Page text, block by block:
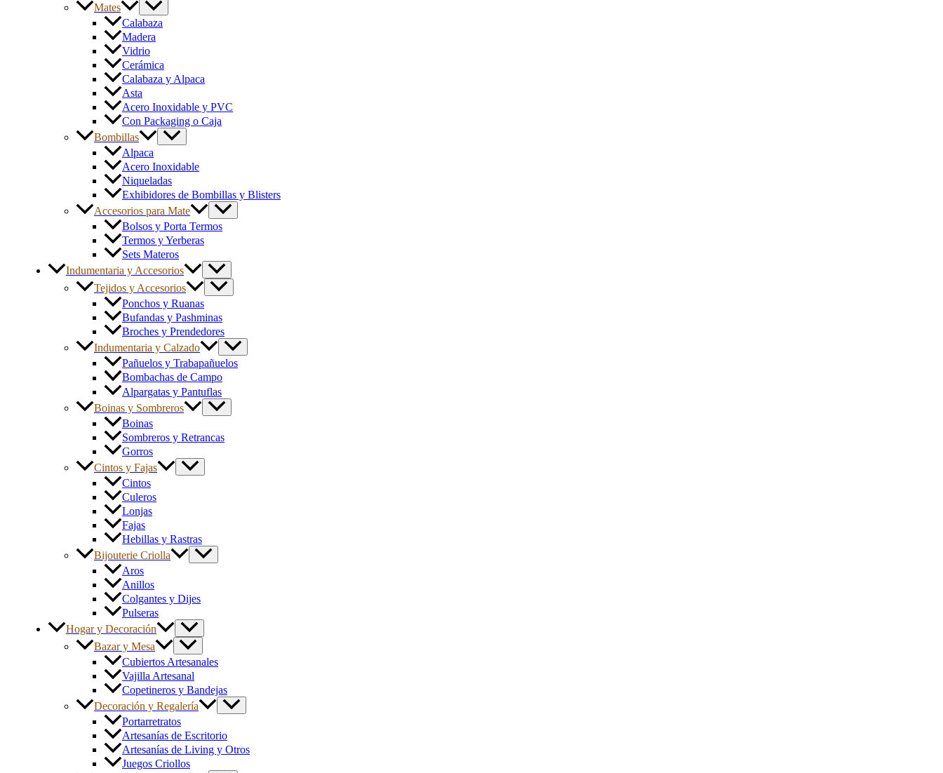
Mates
Calabaza
Madera
Vidrio
Cerámica
Calabaza y Alpaca
Asta
Acero Inoxidable y PVC
Con Packaging o Caja
Bombillas
Alpaca
Acero Inoxidable
Niqueladas
Exhibidores de Bombillas y Blisters
Accesorios para Mate
Bolsos y Porta Termos
Termos y Yerberas
Sets Materos
Indumentaria y Accesorios
Tejidos y Accesorios
Ponchos y Ruanas
Bufandas y Pashminas
Broches y Prendedores
Indumentaria y Calzado
Pañuelos y Trabapañuelos
Bombachas de Campo
Alpargatas y Pantuflas
Boinas y Sombreros
Boinas
Sombreros y Retrancas
Gorros
Cintos y Fajas
Cintos
Culeros
Lonjas
Fajas
Hebillas y Rastras
Bijouterie Criolla
Aros
Anillos
Colgantes y Dijes
Pulseras
Hogar y Decoración
Bazar y Mesa
Cubiertos Artesanales
Vajilla Artesanal
Copetineros y Bandejas
Decoración y Regalería
Portarretratos
Artesanías de Escritorio
Artesanías de Living y Otros
Juegos Criollos